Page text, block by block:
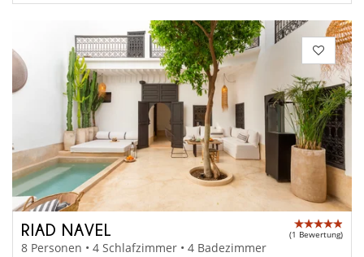
RIAD NAVEL (1 Bewertung)
8 Personen • 4 Schlafzimmer • 4 Badezimmer